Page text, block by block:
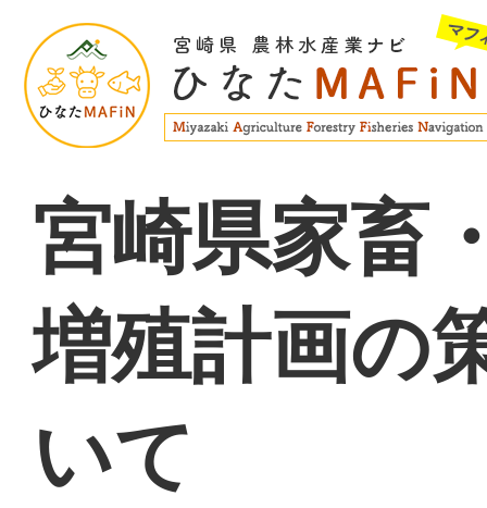
宮崎県家畜
増殖計画の
いて